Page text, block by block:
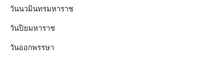
วันนวมินทรมหาราช
วันปิยมหาราช
วันออกพรรษา